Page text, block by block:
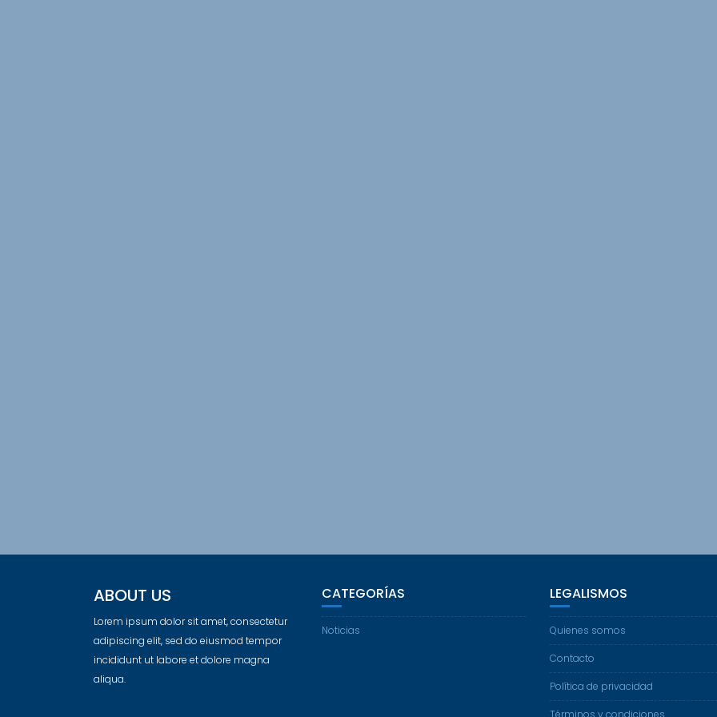
ABOUT US
Lorem ipsum dolor sit amet, consectetur
adipiscing elit, sed do eiusmod tempor
incididunt ut labore et dolore magna
aliqua.
CATEGORÍAS
Noticias
LEGALISMOS
Quienes somos
Contacto
Política de privacidad
Términos y condiciones